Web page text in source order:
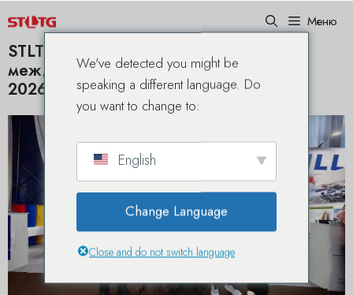
содержимому
Меню
STLTG отмечает крупный успех на
международной выставке BATIMATEC
2026 в Алжире
We've detected you might be
speaking a different language. Do
you want to change to:
English
Change Language
Close and do not switch language